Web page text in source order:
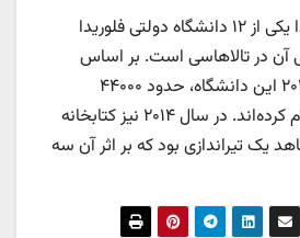
دانشگاه ایالتی فلوریدا یکی از ۱۲ دانشگاه دولتی فلوریدا
در تالاهاسی است. بر اساس
برگه اطلاعات سال ۲۰۲۴ این دانشگاه، حدود ۴۴۰۰۰
دانشجو در آن ثبت نام کرده‌اند. در سال ۲۰۱۴ نیز کتابخانه
یک تیراندازی بود که بر اثر آن سه